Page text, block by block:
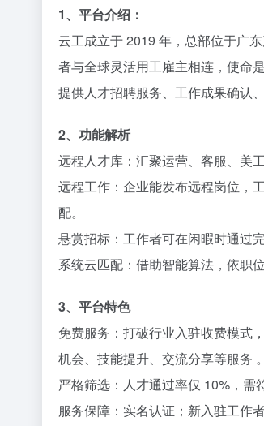
1、平台介绍：
云工成立于 2019 年，总部位于广
者与全球灵活用工雇主相连，使命
提供人才招聘服务、工作成果确认
2、功能解析​
远程人才库：汇聚运营、客服、美
远程工作：企业能发布远程岗位，
配。​
悬赏招标：工作者可在闲暇时通过
系统云匹配：借助智能算法，依职
3、平台特色​
免费服务：打破行业入驻收费模式
机会、技能提升、交流分享等服务 。​
严格筛选：人才通过率仅 10%，需
服务保障：实名认证；新入驻工作